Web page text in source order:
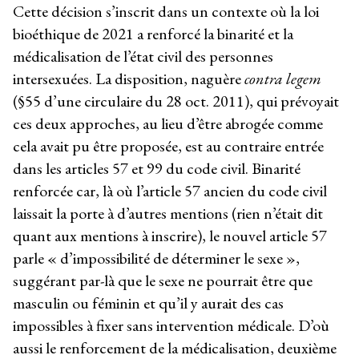
Cette décision s’inscrit dans un contexte où la loi
bioéthique de 2021 a renforcé la binarité et la
médicalisation de l’état civil des personnes
intersexuées. La disposition, naguèrecontra legem
(§55 d’une circulaire du 28 oct. 2011), qui prévoyait
ces deux approches, au lieu d’être abrogée comme
cela avait pu être proposée, est au contraire entrée
dans les articles 57 et 99 du code civil. Binarité
renforcée car, là où l’article 57 ancien du code civil
laissait la porte à d’autres mentions (rien n’était dit
quant aux mentions à inscrire), le nouvel article 57
parle « d’impossibilité de déterminer le sexe »,
suggérant par-là que le sexe ne pourrait être que
masculin ou féminin et qu’il y aurait des cas
impossibles à fixer sans intervention médicale. D’où
aussi le renforcement de la médicalisation, deuxième